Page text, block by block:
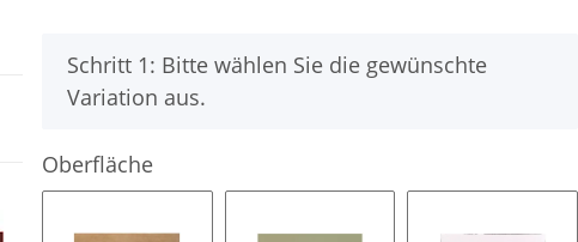
x
Schritt 1: Bitte wählen Sie die gewünschte
Variation aus.
Oberfläche